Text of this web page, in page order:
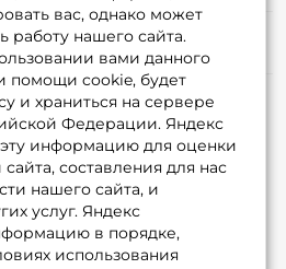
вас, однако может
работу нашего сайта.
вами данного
помощи cookie, будет
и храниться на сервере
Федерации. Яндекс
эту информацию для оценки
составления для нас
нашего сайта, и
услуг. Яндекс
в порядке,
использования
соглашаетесь на обработку
аккаунт
есть аккаунт
магазине
Оплата
bonus
Гуру
программа
д.7